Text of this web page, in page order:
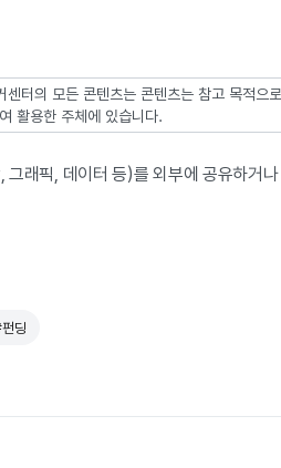
터의 모든 콘텐츠는 콘텐츠는 참고 목적으
활용한 주체에 있습니다.
래픽, 데이터 등)를 외부에 공유하거
딩